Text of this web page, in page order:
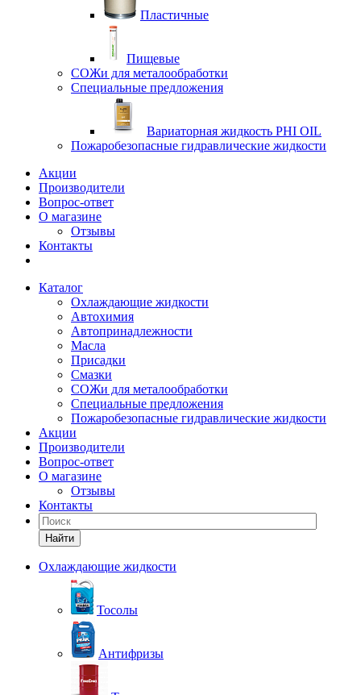
Пластичные
Пищевые
СОЖи для металообработки
Специальные предложения
Вариаторная жидкость PHI OIL
Пожаробезопасные гидравлические жидкости
Акции
Производители
Вопрос-ответ
О магазине
Отзывы
Контакты
Каталог
Охлаждающие жидкости
Автохимия
Автопринадлежности
Масла
Присадки
Смазки
СОЖи для металообработки
Специальные предложения
Пожаробезопасные гидравлические жидкости
Акции
Производители
Вопрос-ответ
О магазине
Отзывы
Контакты
Найти
Охлаждающие жидкости
Тосолы
Антифризы